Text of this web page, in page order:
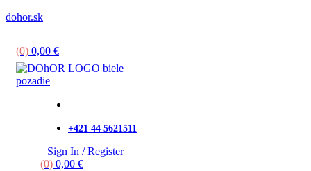
dohor.sk
Menu
(0) 0,00 €
+421 44 5621511
Sign In / Register
(0) 0,00 €